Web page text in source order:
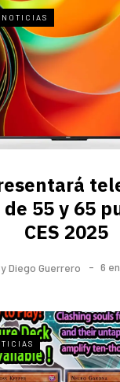
NOTICIAS
55 y 65
CES 2025
Diego Guerrero 6